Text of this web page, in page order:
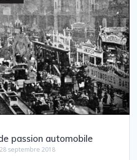
passion automobile
28 septembre 2018